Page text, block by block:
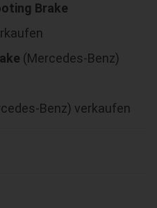
Brake
(Mercedes-Benz)
Benz) verkaufen